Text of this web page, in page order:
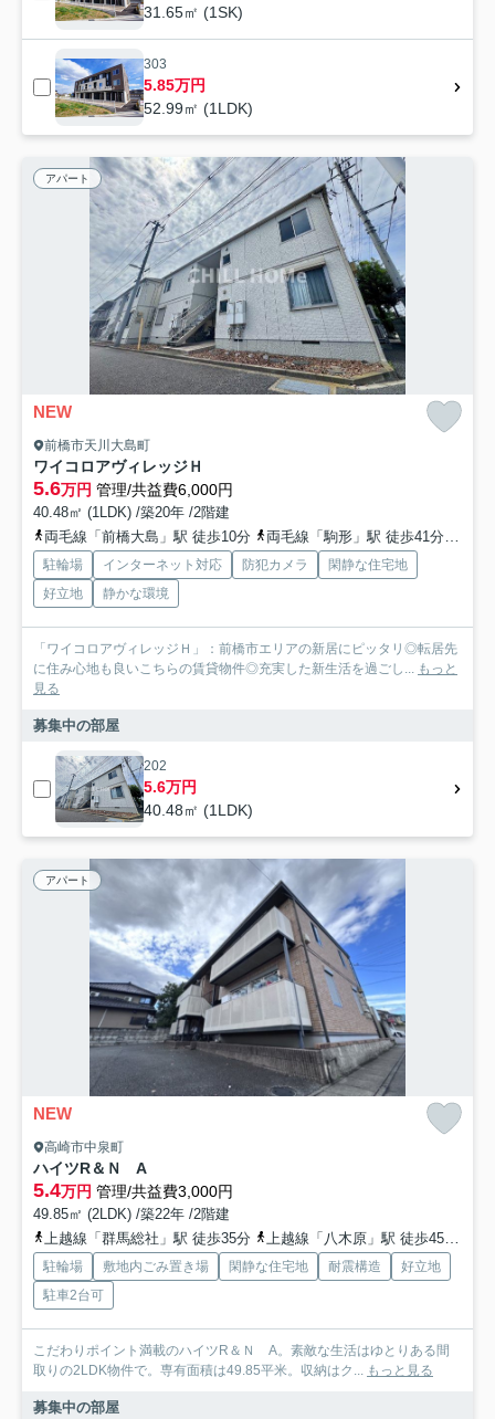
31.65㎡ (1SK)
303
5.85万円
52.99㎡ (1LDK)
アパート
NEW
前橋市天川大島町
ワイコロアヴィレッジＨ
5.6万円 管理/共益費6,000円
40.48㎡ (1LDK) /築20年 /2階建
両毛線「前橋大島」駅 徒歩10分
両毛線「駒形」駅 徒歩41分
駐輪場 インターネット対応 防犯カメラ
閑静な住宅地
好立地
静かな環境
「ワイコロアヴィレッジＨ」：前橋市エリアの新居にピッタリ◎転居先
に住み心地も良いこちらの賃貸物件◎充実した新生活を過ごし... もっと
見る
募集中の部屋
202
5.6万円
40.48㎡ (1LDK)
アパート
NEW
高崎市中泉町
ハイツR＆Ｎ A
5.4万円 管理/共益費3,000円
49.85㎡ (2LDK) /築22年 /2階建
上越線「群馬総社」駅 徒歩35分
上越線「八木原」駅 徒歩45分
駐輪場 敷地内ごみ置き場 閑静な住宅地 耐震構造
好立地
駐車2台可
こだわりポイント満載のハイツR＆Ｎ A。素敵な生活はゆとりある間
取りの2LDK物件で。専有面積は49.85平米。収納はク... もっと見る
募集中の部屋